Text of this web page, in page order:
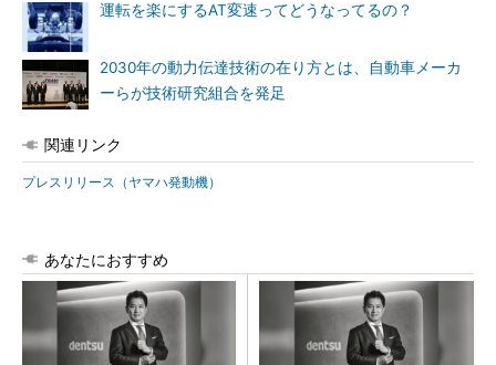
運転を楽にするAT変速ってどうなってるの？
2030年の動力伝達技術の在り方とは、自動車メーカ
ーらが技術研究組合を発足
関連リンク
プレスリリース（ヤマハ発動機）
あなたにおすすめ